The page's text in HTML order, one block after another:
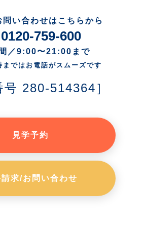
問い合わせはこちらから
0120-759-600
／9:00〜21:00まで
ではお電話がスムーズです
号 280-514364］
見学予約
請求/お問い合わせ